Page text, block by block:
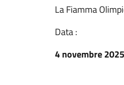
La Fiamma
Data :
4 novembre 2025